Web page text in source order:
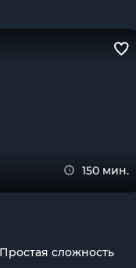
150 мин.
Простая сложность